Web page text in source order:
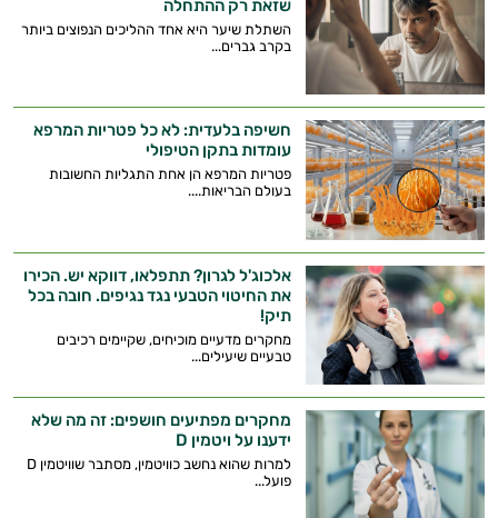
שזאת רק ההתחלה
השתלת שיער היא אחד ההליכים הנפוצים ביותר
בקרב גברים...
חשיפה בלעדית: לא כל פטריות המרפא
עומדות בתקן הטיפולי
פטריות המרפא הן אחת התגליות החשובות
בעולם הבריאות....
אלכוג'ל לגרון? תתפלאו, דווקא יש. הכירו
את החיטוי הטבעי נגד נגיפים. חובה בכל
תיק!
מחקרים מדעיים מוכיחים, שקיימים רכיבים
טבעיים שיעילים...
מחקרים מפתיעים חושפים: זה מה שלא
ידענו על ויטמין D
למרות שהוא נחשב כוויטמין, מסתבר שוויטמין D
פועל...
היי,
אני יועץ הבריאות האישי AI של טבע בריא.
התשובות שלי מבוססות על מאגרי מידע קליניים
וספרות מקצועית בתחומי הרפואה הטבעית
ותזונת הספורט.
אני כאן כדי לעזור לך להתאים את תוספי
התזונה ומוצרי הבריאות המדויקים למטרות